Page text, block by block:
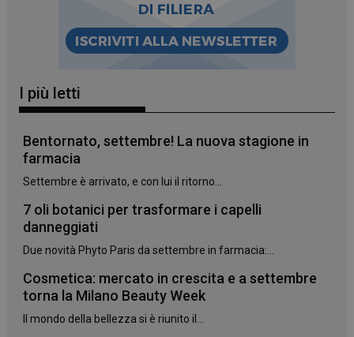
I più letti
Bentornato, settembre! La nuova stagione in
farmacia
Settembre è arrivato, e con lui il ritorno...
7 oli botanici per trasformare i capelli
danneggiati
Due novità Phyto Paris da settembre in farmacia:...
Cosmetica: mercato in crescita e a settembre
torna la Milano Beauty Week
Il mondo della bellezza si è riunito il...